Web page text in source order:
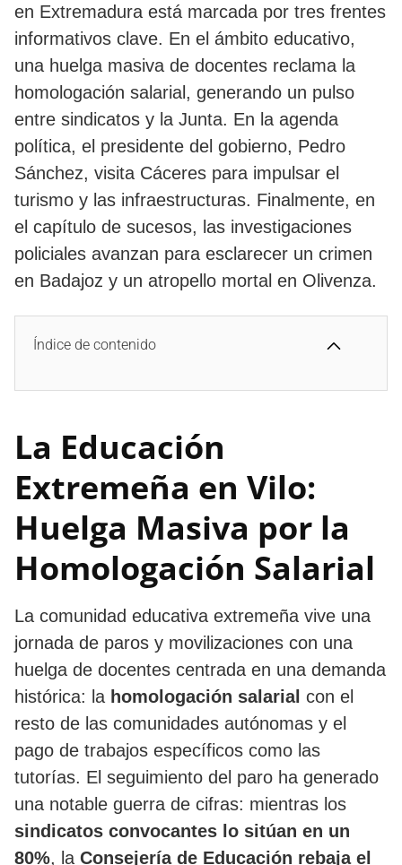
en Extremadura está marcada por tres frentes
informativos clave. En el ámbito educativo,
una huelga masiva de docentes reclama la
homologación salarial, generando un pulso
entre sindicatos y la Junta. En la agenda
política, el presidente del gobierno, Pedro
Sánchez, visita Cáceres para impulsar el
turismo y las infraestructuras. Finalmente, en
el capítulo de sucesos, las investigaciones
policiales avanzan para esclarecer un crimen
en Badajoz y un atropello mortal en Olivenza.
Índice de contenido
La Educación
Extremeña en Vilo:
Huelga Masiva por la
Homologación Salarial
La comunidad educativa extremeña vive una
jornada de paros y movilizaciones con una
huelga de docentes centrada en una demanda
histórica: la homologación salarial con el
resto de las comunidades autónomas y el
pago de trabajos específicos como las
tutorías. El seguimiento del paro ha generado
una notable guerra de cifras: mientras los
sindicatos convocantes lo sitúan en un
80%, la Consejería de Educación rebaja el